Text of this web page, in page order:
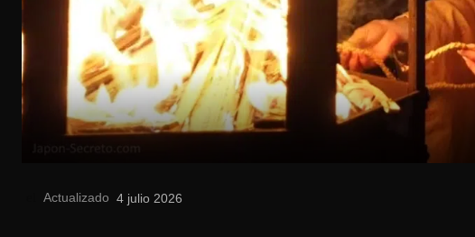
Actualizado 4 julio 2026